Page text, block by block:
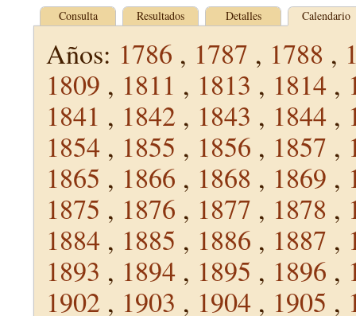
Consulta Resultados Detalles Calendario
Años: 1786 , 1787 , 1788 ,
1809 , 1811 , 1813 , 1814 ,
1841 , 1842 , 1843 , 1844 ,
1854 , 1855 , 1856 , 1857 ,
1865 , 1866 , 1868 , 1869 ,
1875 , 1876 , 1877 , 1878 ,
1884 , 1885 , 1886 , 1887 ,
1893 , 1894 , 1895 , 1896 ,
1902 , 1903 , 1904 , 1905 ,